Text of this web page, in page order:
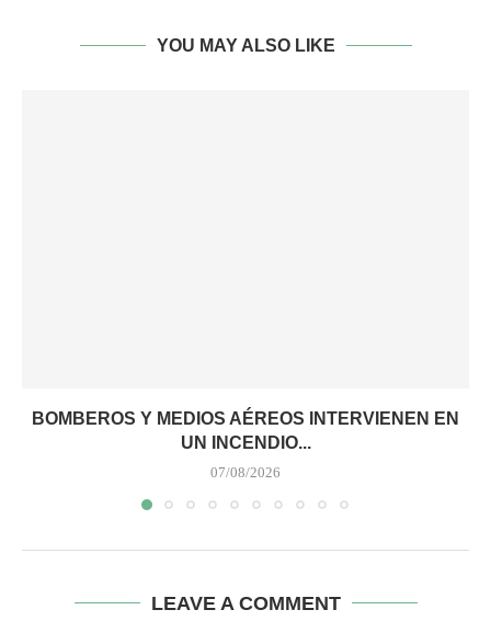
YOU MAY ALSO LIKE
BOMBEROS Y MEDIOS AÉREOS INTERVIENEN EN
UN INCENDIO...
07/08/2026
LEAVE A COMMENT